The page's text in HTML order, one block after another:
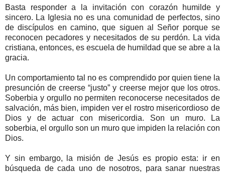
Basta responder a la invitación con corazón humilde y
sincero. La Iglesia no es una comunidad de perfectos, sino
de discípulos en camino, que siguen al Señor porque se
reconocen pecadores y necesitados de su perdón. La vida
cristiana, entonces, es escuela de humildad que se abre a la
gracia.
Un comportamiento tal no es comprendido por quien tiene la
presunción de creerse “justo” y creerse mejor que los otros.
Soberbia y orgullo no permiten reconocerse necesitados de
salvación, más bien, impiden ver el rostro misericordioso de
Dios y de actuar con misericordia. Son un muro. La
soberbia, el orgullo son un muro que impiden la relación con
Dios.
Y sin embargo, la misión de Jesús es propio esta: ir en
búsqueda de cada uno de nosotros, para sanar nuestras